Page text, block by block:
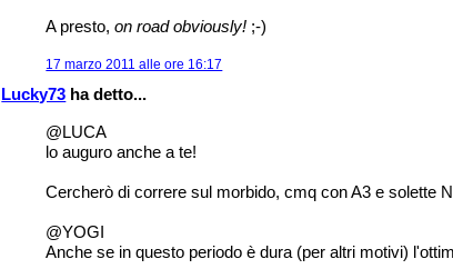
A presto,on road obviously! ;-)
17 marzo 2011 alle ore 16:17
Lucky73 ha detto...
@LUCA
lo auguro anche a te!
Cercherò di correre sul morbido, cmq con A3 e solette
@YOGI
Anche se in questo periodo è dura (per altri motivi)